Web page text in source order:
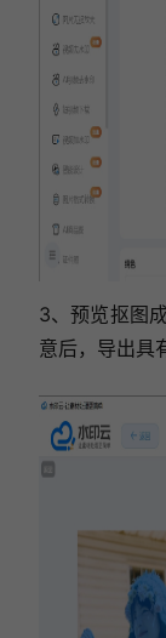
3、预览抠图
意后，导出具